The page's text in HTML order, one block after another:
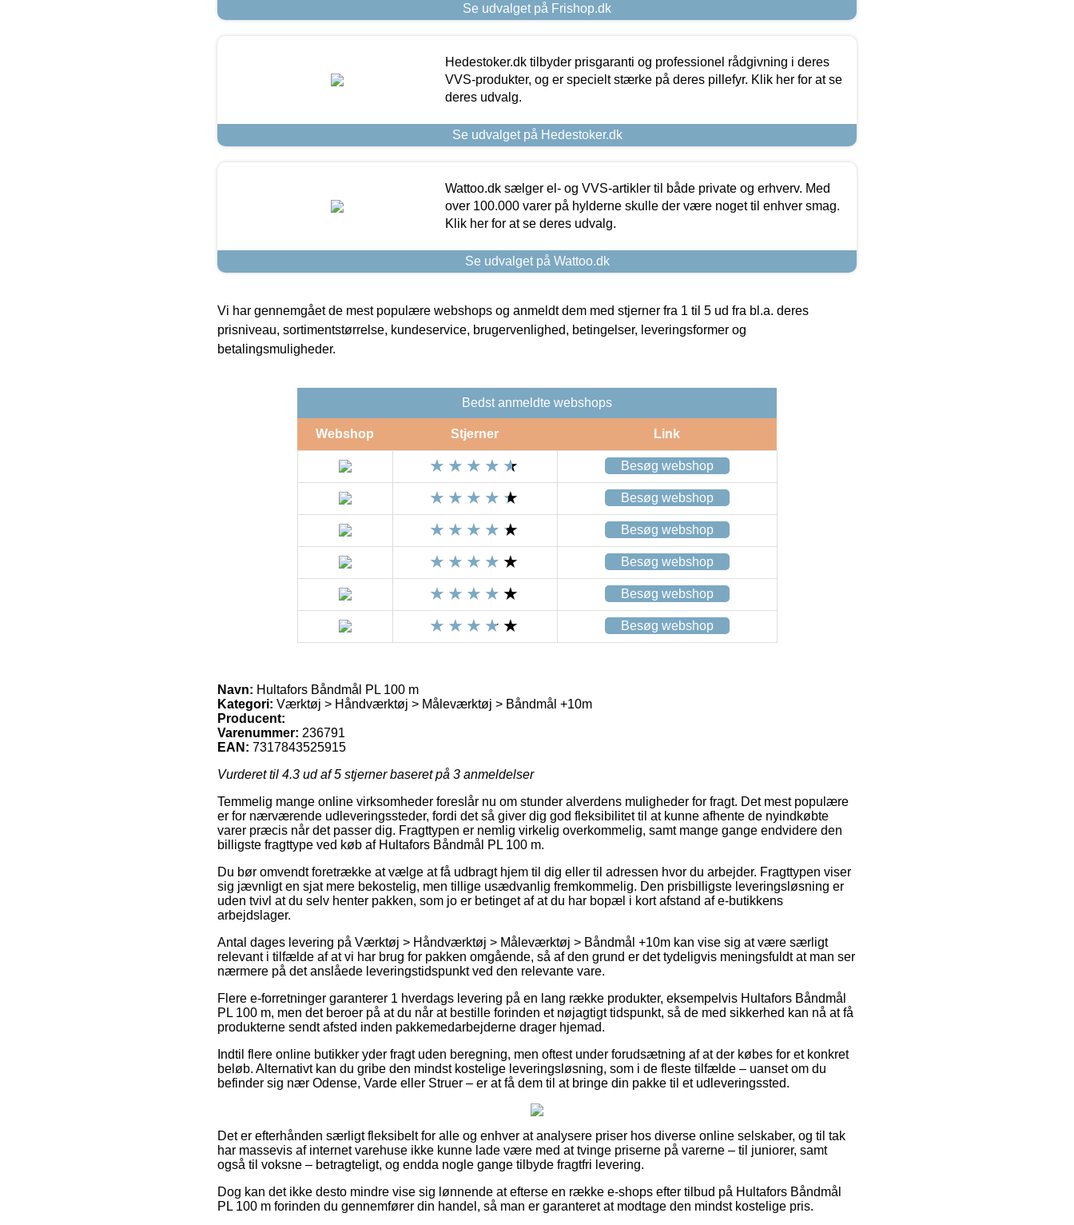
Se udvalget på Frishop.dk
Hedestoker.dk tilbyder prisgaranti og professionel rådgivning i deres
VVS-produkter, og er specielt stærke på deres pillefyr. Klik her for at se
deres udvalg.
Se udvalget på Hedestoker.dk
Wattoo.dk sælger el- og VVS-artikler til både private og erhverv. Med
over 100.000 varer på hylderne skulle der være noget til enhver smag.
Klik her for at se deres udvalg.
Se udvalget på Wattoo.dk
Vi har gennemgået de mest populære webshops og anmeldt dem med stjerner fra 1 til 5 ud fra bl.a. deres
prisniveau, sortimentstørrelse, kundeservice, brugervenlighed, betingelser, leveringsformer og
betalingsmuligheder.
Bedst anmeldte webshops
Webshop Stjerner Link
Besøg webshop
Besøg webshop
Besøg webshop
Besøg webshop
Besøg webshop
Besøg webshop
Navn: Hultafors Båndmål PL 100 m
Kategori: Værktøj > Håndværktøj > Måleværktøj > Båndmål +10m
Producent:
Varenummer: 236791
EAN: 7317843525915
Vurderet til 4.3 ud af 5 stjerner baseret på 3 anmeldelser
Temmelig mange online virksomheder foreslår nu om stunder alverdens muligheder for fragt. Det mest populære
er for nærværende udleveringssteder, fordi det så giver dig god fleksibilitet til at kunne afhente de nyindkøbte
varer præcis når det passer dig. Fragttypen er nemlig virkelig overkommelig, samt mange gange endvidere den
billigste fragttype ved køb af Hultafors Båndmål PL 100 m.
Du bør omvendt foretrække at vælge at få udbragt hjem til dig eller til adressen hvor du arbejder. Fragttypen viser
sig jævnligt en sjat mere bekostelig, men tillige usædvanlig fremkommelig. Den prisbilligste leveringsløsning er
uden tvivl at du selv henter pakken, som jo er betinget af at du har bopæl i kort afstand af e-butikkens
arbejdslager.
Antal dages levering på Værktøj > Håndværktøj > Måleværktøj > Båndmål +10m kan vise sig at være særligt
relevant i tilfælde af at vi har brug for pakken omgående, så af den grund er det tydeligvis meningsfuldt at man ser
nærmere på det anslåede leveringstidspunkt ved den relevante vare.
Flere e-forretninger garanterer 1 hverdags levering på en lang række produkter, eksempelvis Hultafors Båndmål
PL 100 m, men det beroer på at du når at bestille forinden et nøjagtigt tidspunkt, så de med sikkerhed kan nå at få
produkterne sendt afsted inden pakkemedarbejderne drager hjemad.
Indtil flere online butikker yder fragt uden beregning, men oftest under forudsætning af at der købes for et konkret
beløb. Alternativt kan du gribe den mindst kostelige leveringsløsning, som i de fleste tilfælde – uanset om du
befinder sig nær Odense, Varde eller Struer – er at få dem til at bringe din pakke til et udleveringssted.
Det er efterhånden særligt fleksibelt for alle og enhver at analysere priser hos diverse online selskaber, og til tak
har massevis af internet varehuse ikke kunne lade være med at tvinge priserne på varerne – til juniorer, samt
også til voksne – betragteligt, og endda nogle gange tilbyde fragtfri levering.
Dog kan det ikke desto mindre vise sig lønnende at efterse en række e-shops efter tilbud på Hultafors Båndmål
PL 100 m forinden du gennemfører din handel, så man er garanteret at modtage den mindst kostelige pris.